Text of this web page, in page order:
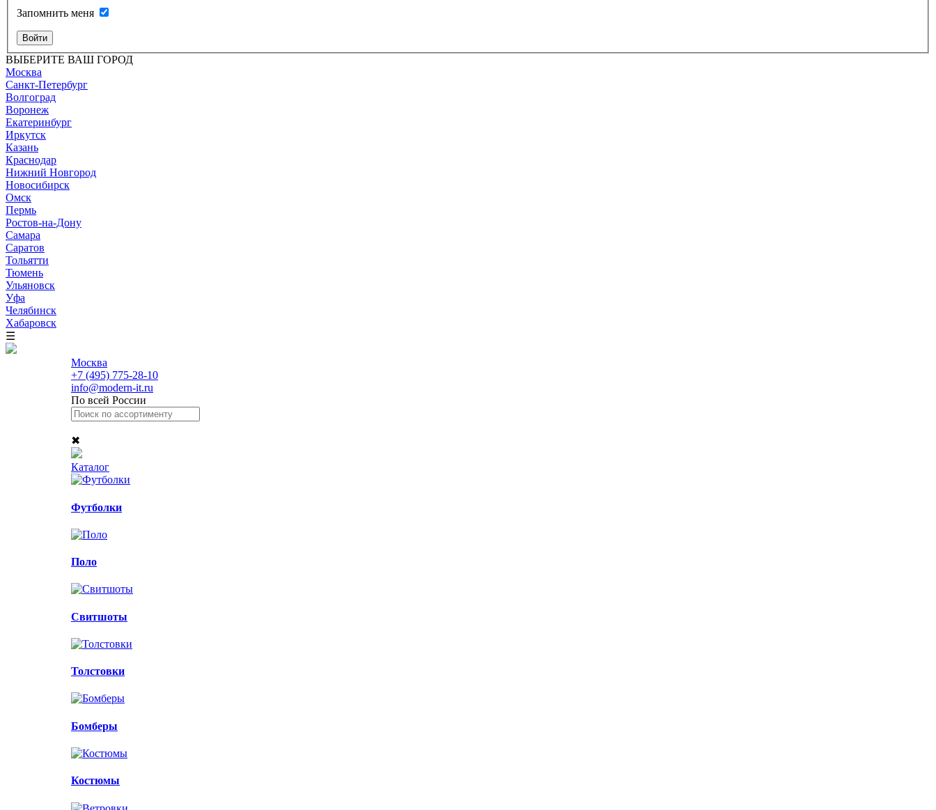
Запомнить меня
Войти
ВЫБЕРИТЕ ВАШ ГОРОД
Москва
Санкт-Петербург
Волгоград
Воронеж
Екатеринбург
Иркутск
Казань
Краснодар
Нижний Новгород
Новосибирск
Омск
Пермь
Ростов-на-Дону
Самара
Саратов
Тольятти
Тюмень
Ульяновск
Уфа
Челябинск
Хабаровск
☰
Москва
+7 (495) 775-28-10
info@modern-it.ru
По всей России
✖
Каталог
Футболки
Поло
Свитшоты
Толстовки
Бомберы
Костюмы